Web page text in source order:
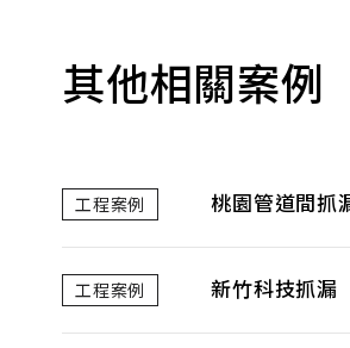
其他相關案例
工程案例 桃園管道間抓
工程案例 新竹科技抓漏